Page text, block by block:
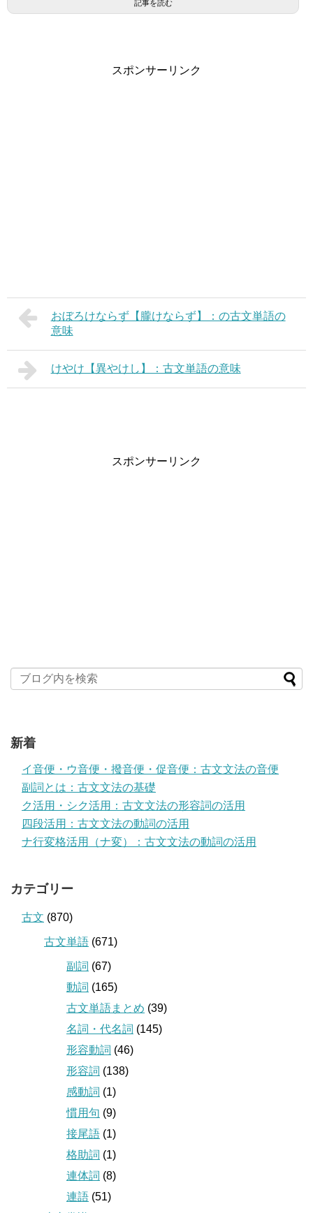
記事を読む
スポンサーリンク
おぼろけならず【朧けならず】：の古文単語の
意味
けやけ【異やけし】：古文単語の意味
スポンサーリンク
新着
イ音便・ウ音便・撥音便・促音便：古文文法の音便
副詞とは：古文文法の基礎
ク活用・シク活用：古文文法の形容詞の活用
四段活用：古文文法の動詞の活用
ナ行変格活用（ナ変）：古文文法の動詞の活用
カテゴリー
古文 (870)
古文単語 (671)
副詞 (67)
動詞 (165)
古文単語まとめ (39)
名詞・代名詞 (145)
形容動詞 (46)
形容詞 (138)
感動詞 (1)
慣用句 (9)
接尾語 (1)
格助詞 (1)
連体詞 (8)
連語 (51)